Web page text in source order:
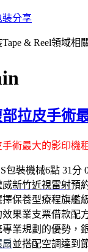
裝分享
& Reel領域
拉皮手術
術最大的影印機
包裝機械6點 31分
威新竹近視雷射預
保養型療程旗艦
果業支票借款配
業規劃的優勢，
扇並搭配空調達到